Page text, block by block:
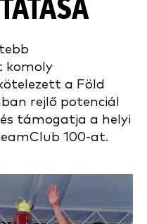
komoly
a Föld
rejlő potenciál
támogatja a helyi
100-at.